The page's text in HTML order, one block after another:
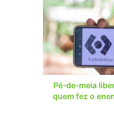
meia
libera
datas
de
pagamento
para
quem
Pé-de-meia
quem fez o